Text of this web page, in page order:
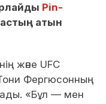
Pin-
атын
және UFC
Фергюсонның
«Бұл — мен